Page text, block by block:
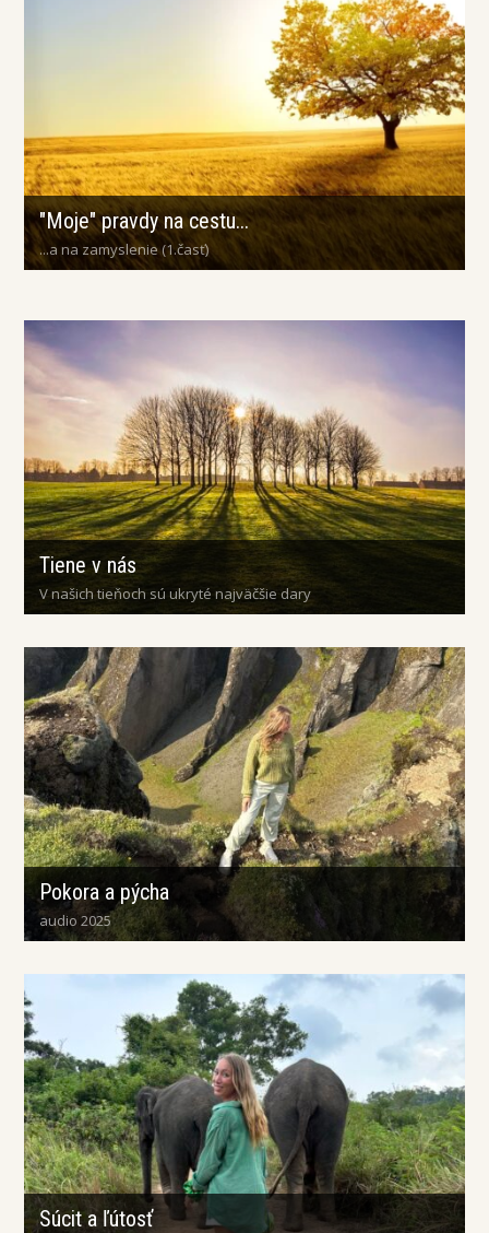
"Moje" pravdy na cestu...
...a na zamyslenie (1.časť)
Tiene v nás
V našich tieňoch sú ukryté najväčšie dary
Pokora a pýcha
audio 2025
Súcit a ľútosť